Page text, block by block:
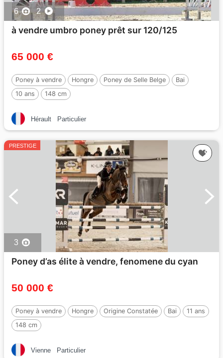
6 2
à vendre umbro poney prêt sur 120/125
65 000 €
Poney à vendre Hongre Poney de Selle Belge
Bai
10 ans
148 cm
Hérault Particulier
PRESTIGE
3
Poney d’as élite à vendre, fenomene du cyan
50 000 €
Poney à vendre Hongre Origine Constatée Bai
11 ans
148 cm
Vienne Particulier